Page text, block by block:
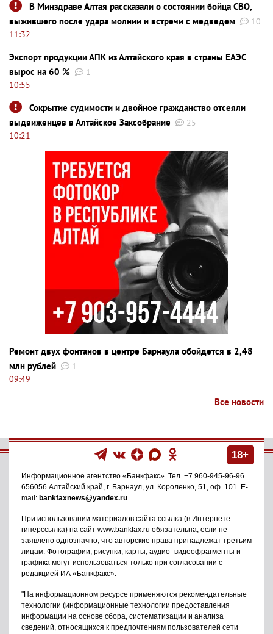
В Минздраве Алтая рассказали о состоянии бойца СВО,
выжившего после удара молнии и встречи с медведем
10
11:32
Экспорт продукции АПК из Алтайского края в страны ЕАЭС
вырос на 60 %
1
10:55
Сокрытие судимости и двойное гражданство отсеяли
выдвиженцев в Алтайское Заксобрание
25
10:21
Ремонт двух фонтанов в центре Барнаула обойдется в 2,48
млн рублей
1
09:49
Все новости
18+
Информационное агентство «Банкфакс». Тел. +7 960-945-96-96.
656056 Алтайский край, г. Барнаул, ул. Короленко, 51, оф. 101. E-
mail: bankfaxnews@yandex.ru
При использовании материалов сайта ссылка (в Интернете -
гиперссылка) на сайт www.bankfax.ru обязательна, если не
заявлено однозначно, что авторские права принадлежат третьим
лицам. Фотографии, рисунки, карты, аудио- видеофрагменты и
графика могут использоваться только при согласовании с
редакцией ИА «Банкфакс».
"На информационном ресурсе применяются рекомендательные
технологии (информационные технологии предоставления
информации на основе сбора, систематизации и анализа
сведений, относящихся к предпочтениям пользователей сети